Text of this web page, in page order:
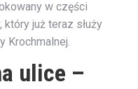
w części
już teraz służy
Krochmalnej.
ulice –